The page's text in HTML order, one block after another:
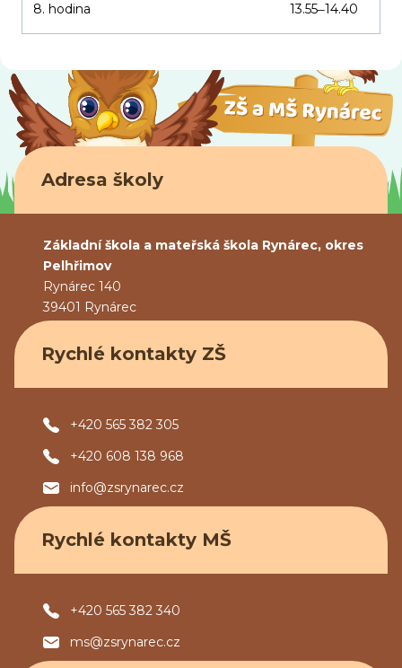
8. hodina 13.55–14.40
Adresa školy
Základní škola a mateřská škola Rynárec, okres
Pelhřimov
Rynárec 140
39401 Rynárec
Rychlé kontakty ZŠ
+420 565 382 305
+420 608 138 968
info@zsrynarec.cz
Rychlé kontakty MŠ
+420 565 382 340
ms@zsrynarec.cz